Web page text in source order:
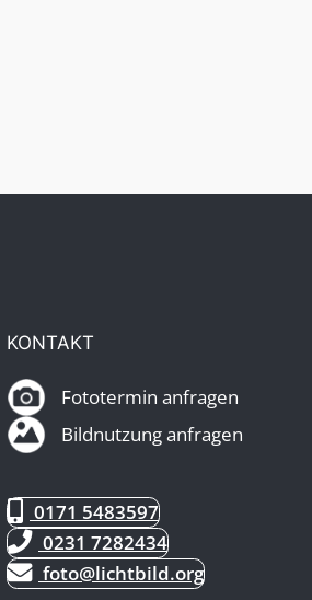
KONTAKT
Fototermin anfragen
Bildnutzung anfragen
0171 5483597
0231 7282434
foto@lichtbild.org